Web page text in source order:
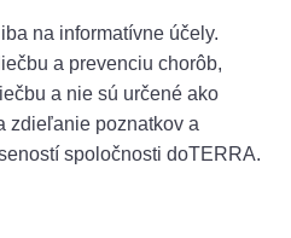
na informatívne účely.
a prevenciu chorôb,
a nie sú určené ako
zdieľanie poznatkov a
spoločnosti doTERRA.